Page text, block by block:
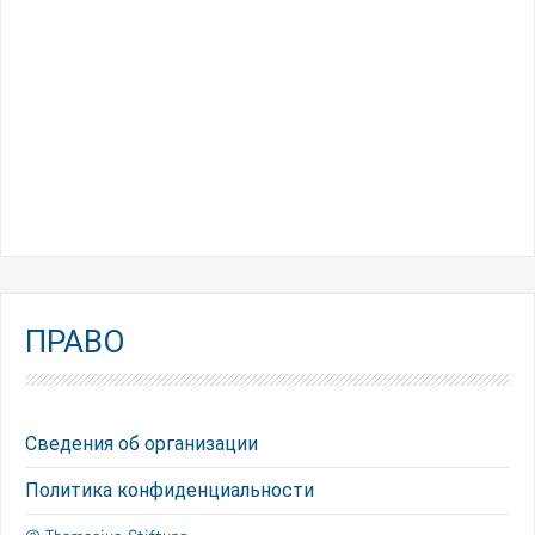
ПРАВО
Сведения об организации
Политика конфиденциальности